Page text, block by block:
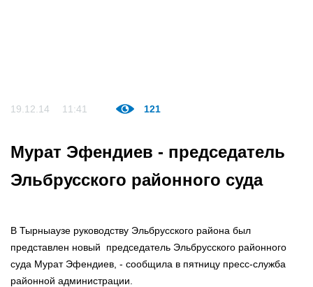
19.12.14 11:41 121
Мурат Эфендиев - председатель
Эльбрусского районного суда
В Тырныаузе руководству Эльбрусского района был
представлен новый председатель Эльбрусского районного
суда Мурат Эфендиев, - сообщила в пятницу пресс-служба
районной администрации.